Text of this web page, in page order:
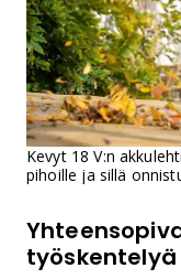
Kevyt 18 V:n
pihoille ja sillä
työskentelyä